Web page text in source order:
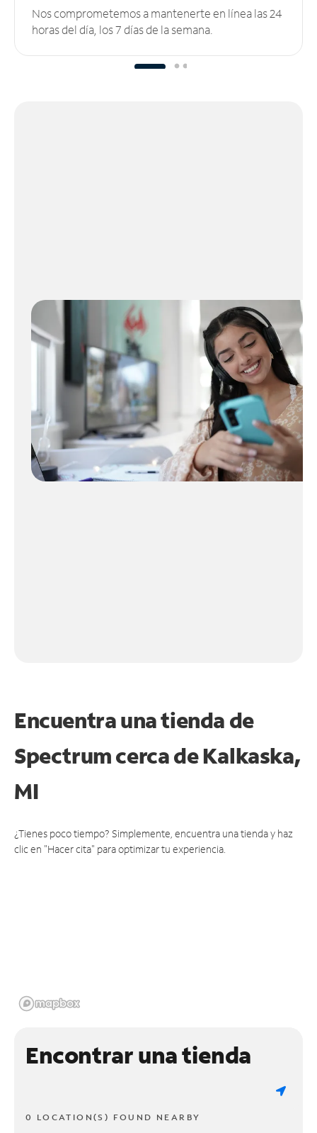
Nos comprometemos a mantenerte en línea las 24
horas del día, los 7 días de la semana.
Encuentra una tienda de
Spectrumcerca de Kalkaska,
MI
¿Tienes poco tiempo? Simplemente, encuentra una tienda y haz
clic en "Hacer cita" para optimizar tu experiencia.
Encontrar una tienda
0 LOCATION(S) FOUND NEARBY